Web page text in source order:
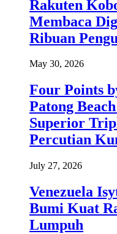
Rakuten
Membaca
Ribuan
May 30, 2026
Four Points
Patong
Superior
Percutian
July 27, 2026
Venezuela
Bumi Kuat
Lumpuh